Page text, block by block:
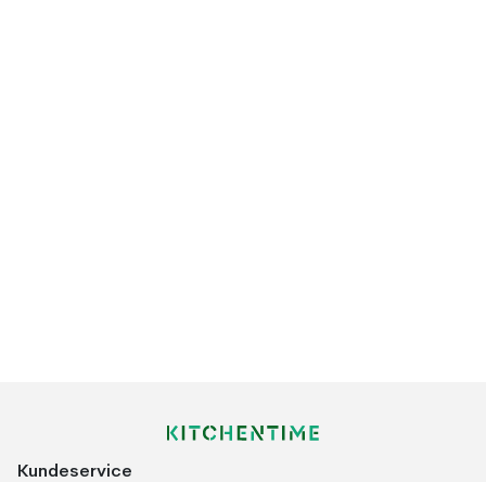
Kundeservice